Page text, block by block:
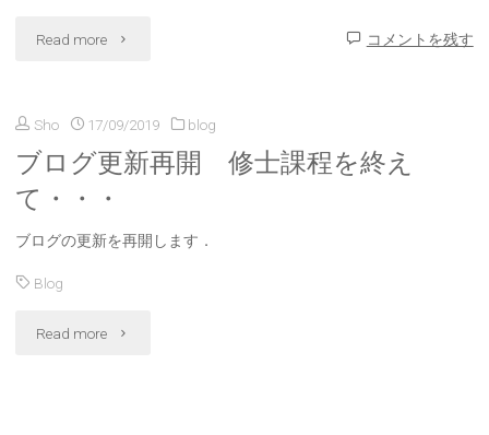
Read more "7
の
生
コメントを残す
Sho 17/09/2019 blog
ブログ更新再開 修士課程を終え
て・・・
ブログの更新を再開します．
Blog
Read more "ブ